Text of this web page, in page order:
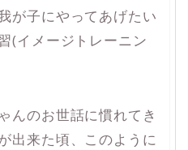
が子にやってあげたい
(イメージトレーニン
んのお世話に慣れてき
出来た頃、このように